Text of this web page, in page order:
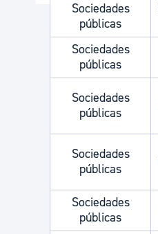
Sociedades
públicas
Sociedades
públicas
Sociedades
públicas
Sociedades
públicas
Sociedades
públicas